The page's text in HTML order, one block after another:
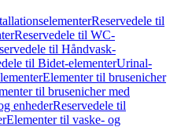
Reservedele til
Reservedele til WC-
til Håndvask-
til Bidet-elementerUrinal-
Elementer til brusenicher
til brusenicher med
enhederReservedele til
Elementer til vaske- og